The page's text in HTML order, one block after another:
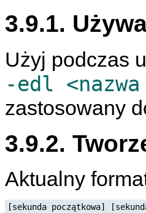
3.9.1.
Użyj podczas
-edl
zastosowany
3.9.2.
Aktualny
[sekunda początkowa]